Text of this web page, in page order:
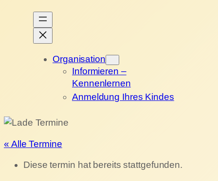
Organisation
Informieren –
Kennenlernen
Anmeldung Ihres Kindes
« Alle Termine
Diese termin hat bereits stattgefunden.